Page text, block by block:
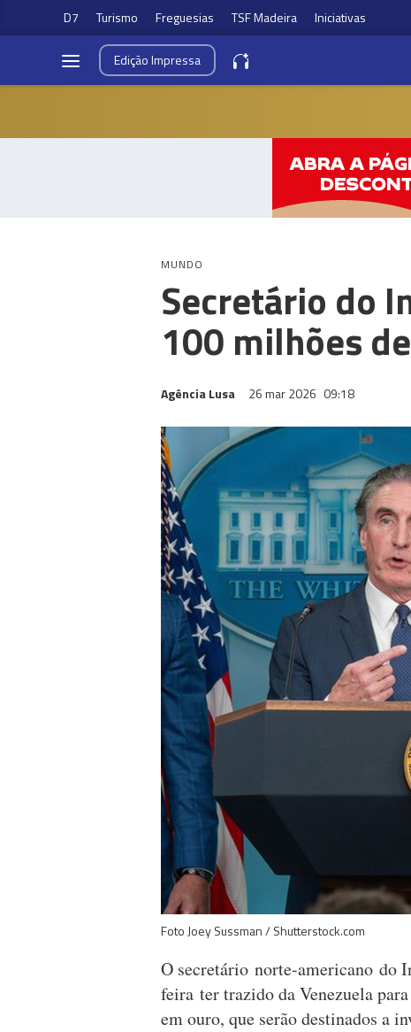
D7 Turismo Freguesias TSF Madeira Iniciativas
EdiçãoImpressa
MUNDO
Secretário do
100 milhões
Agência Lusa 26 mar 2026 09:18
Foto Joey Sussman / Shutterstock.com
O secretário norte-americano do
feira ter trazido da Venezuela
em ouro, que serão destinados a